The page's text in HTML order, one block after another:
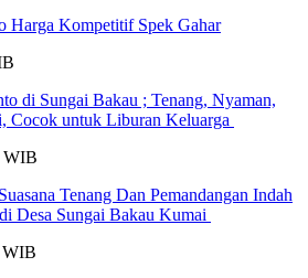
Harga Kompetitif Spek Gahar
di Sungai Bakau ; Tenang, Nyaman,
Cocok untuk Liburan Keluarga
WIB
Tenang Dan Pemandangan Indah
Desa Sungai Bakau Kumai
WIB